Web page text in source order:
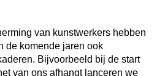
van kunstwerkers hebben
de komende jaren ook
Bijvoorbeeld bij de start
van ons afhangt lanceren we